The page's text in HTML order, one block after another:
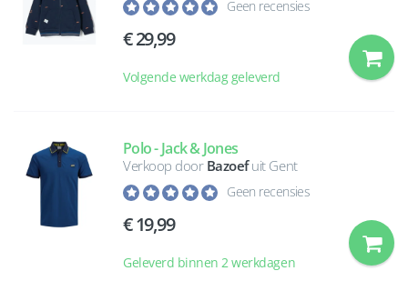
Geen recensies
29,99
Volgende werkdag geleverd
Polo - Jack & Jones
Verkoop door Bazoefuit Gent
Geen recensies
19,99
Geleverd binnen 2 werkdagen